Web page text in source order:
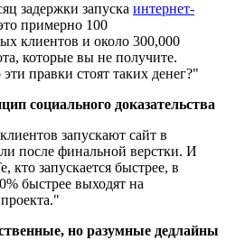
задержки запуска интернет-
примерно 100
клиентов и около 300,000
которые вы не получите.
правки стоят таких денег?"
социального доказательства
запускают сайт в
после финальной верстки. И
кто запускается быстрее, в
быстрее выходят на
но разумные дедлайны